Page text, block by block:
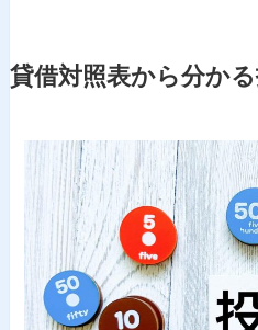
貸借対照表から分か